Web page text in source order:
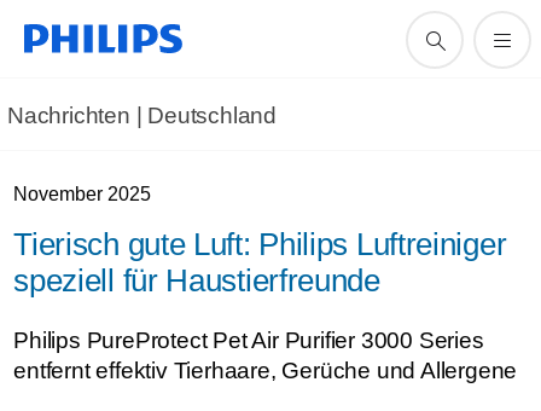
Nachrichten | Deutschland
November 2025
Tierisch gute Luft: Philips Luftreiniger
speziell für Haustierfreunde
Philips PureProtect Pet Air Purifier 3000 Series
entfernt effektiv Tierhaare, Gerüche und Allergene